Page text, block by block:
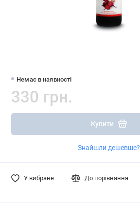
Немає в наявності
330 грн.
Купити
Знайшли дешевше?
У вибране До порівняння